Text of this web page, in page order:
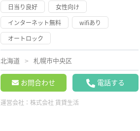
日当り良好
女性向け
インターネット無料
wifiあり
オートロック
北海道 札幌市中央区
お問合わせ 電話する
運営会社： 株式会社 賃貸生活